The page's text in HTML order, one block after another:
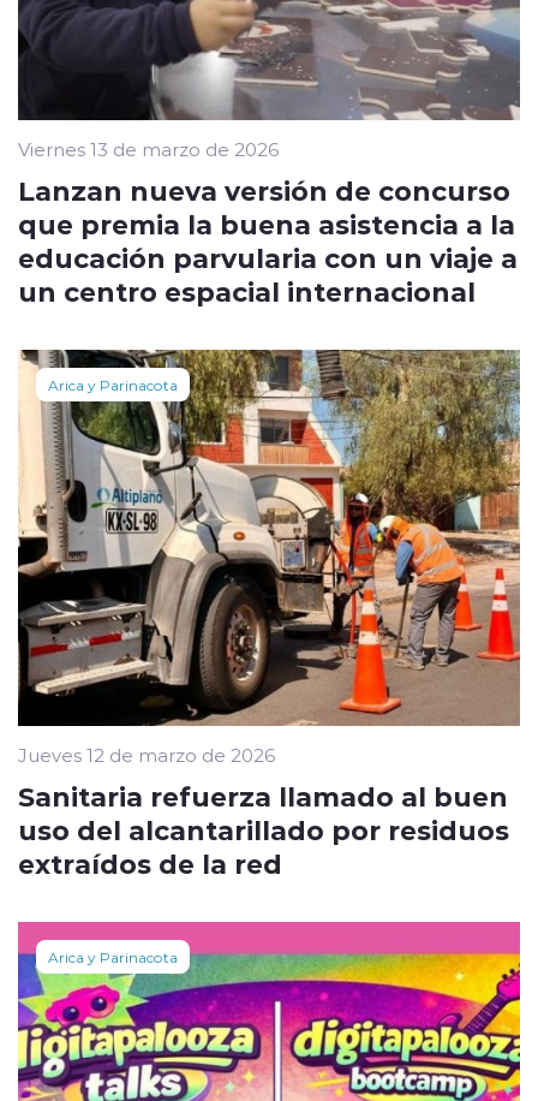
Viernes 13 de marzo de 2026
Lanzan nueva versión de concurso
que premia la buena asistencia a la
educación parvularia con un viaje a
un centro espacial internacional
Arica y Parinacota
Jueves 12 de marzo de 2026
Sanitaria refuerza llamado al buen
uso del alcantarillado por residuos
extraídos de la red
Arica y Parinacota